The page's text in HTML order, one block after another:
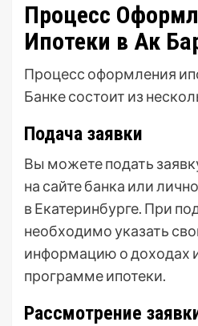
Процесс
Ипотеки в Ак
Процесс оформления
Банке состоит из
Подача заявки
Вы можете подать
на сайте банка или
в Екатеринбурге. При
необходимо указать
информацию о доходах
программе ипотеки.
Рассмотрение